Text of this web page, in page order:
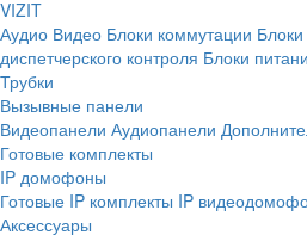
VIZIT
Аудио Видео Блоки коммутации
диспетчерского контроля Блоки
Трубки
Вызывные панели
Видеопанели Аудиопанели
Готовые комплекты
IP домофоны
Готовые IP комплекты IP
Аксессуары